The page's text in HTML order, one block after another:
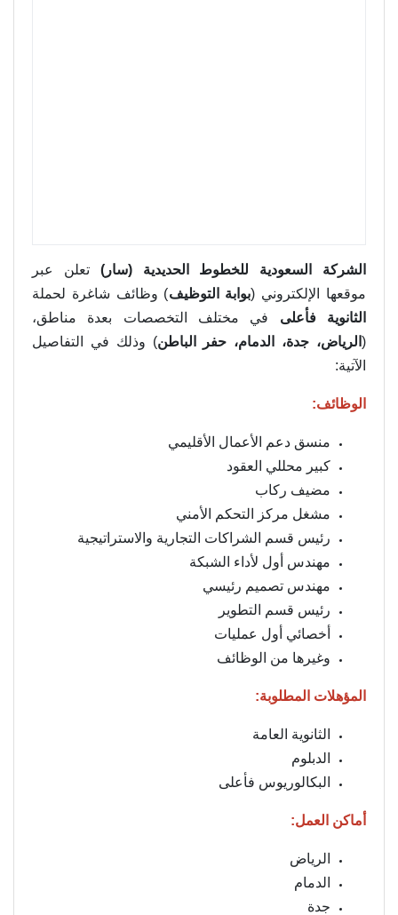
الشركة السعودية للخطوط الحديدية (سار) تعلن عبر
موقعها الإلكتروني (بوابة التوظيف) وظائف شاغرة لحملة
الثانوية فأعلى في مختلف التخصصات بعدة مناطق،
(الرياض، جدة، الدمام، حفر الباطن) وذلك في التفاصيل
الآتية:
الوظائف:
منسق دعم الأعمال الأقليمي
كبير محللي العقود
مضيف ركاب
مشغل مركز التحكم الأمني
رئيس قسم الشراكات التجارية والاستراتيجية
مهندس أول لأداء الشبكة
مهندس تصميم رئيسي
رئيس قسم التطوير
أخصائي أول عمليات
وغيرها من الوظائف
المؤهلات المطلوبة:
الثانوية العامة
الدبلوم
البكالوريوس فأعلى
أماكن العمل:
الرياض
الدمام
جدة